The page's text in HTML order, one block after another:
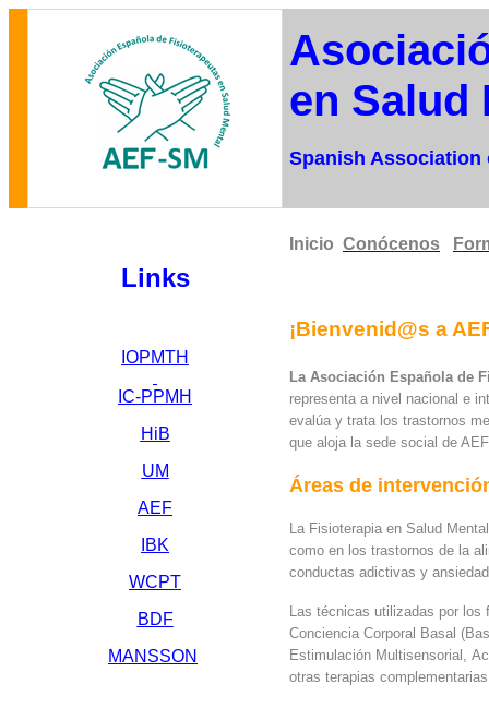
en
Spanish Association
Links
IOPMTH
IC-PPMH
HiB
UM
AEF
IBK
WCPT
BDF
MANSSON
Inicio Conócenos
¡Bienvenid@s a
La Asociación Española de
representa a nivel nacional e
evalúa y trata los trastornos
que aloja la sede social de
Áreas de
La Fisioterapia en Salud
como en los trastornos de la
conductas adictivas y
Las técnicas utilizadas por los
Conciencia Corporal Basal
Estimulación Multisensorial,
otras terapias